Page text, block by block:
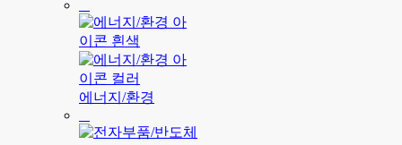
에너지/환경